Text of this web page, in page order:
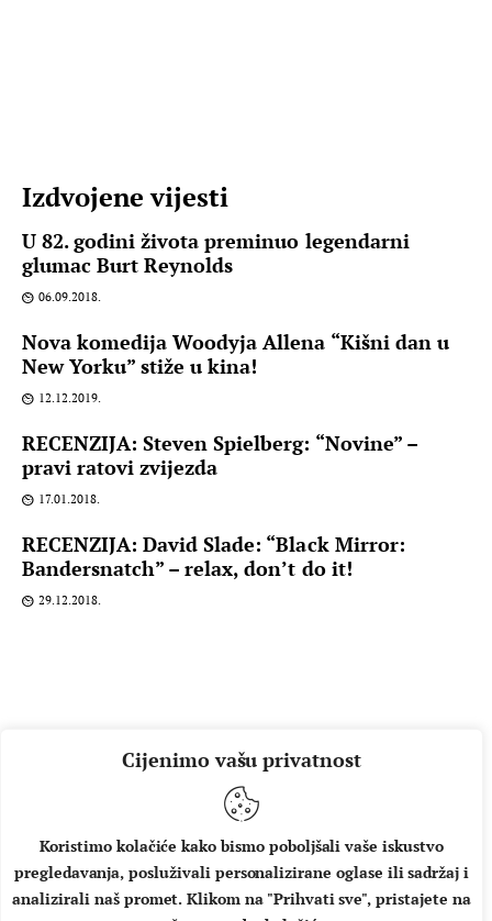
Cijenimo vašu privatnost
Koristimo kolačiće kako bismo poboljšali vaše iskustvo
pregledavanja, posluživali personalizirane oglase ili sadržaj i
analizirali naš promet. Klikom na "Prihvati sve", pristajete na
Izdvojene vijesti
U 82. godini života preminuo legendarni
glumac Burt Reynolds
06.09.2018.
Nova komedija Woodyja Allena “Kišni dan u
New Yorku” stiže u kina!
12.12.2019.
RECENZIJA: Steven Spielberg: “Novine” –
pravi ratovi zvijezda
17.01.2018.
RECENZIJA: David Slade: “Black Mirror:
Bandersnatch” – relax, don’t do it!
29.12.2018.
O NAMA IMPRESSUM UVJETI KORIŠTENJA